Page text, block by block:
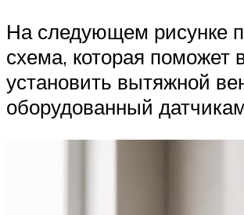
На следующем рисунке
схема, которая поможет
установить вытяжной
оборудованный